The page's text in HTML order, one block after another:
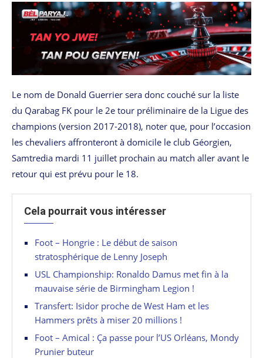
Le nom de Donald Guerrier sera donc couché sur la liste
du Qarabag FK pour le 2e tour préliminaire de la Ligue des
champions (version 2017-2018), noter que, pour l’occasion
les chevaliers affronteront à domicile le club Géorgien,
Samtredia mardi 11 juillet prochain au match aller avant le
retour qui est prévu pour le 18.
Cela pourrait vous intéresser
Foot – Hongrie : Le début de saison
stratosphérique de Lenny Joseph
USL Championship: Ronaldo Damus met fin à la
mauvaise série de Birmingham Legion !
Transfert: Isidor proche de West Ham et les
Hammers prêts à miser 20 millions !
Foot – Amical : Ça passe pour l’US Orléans, Mondy
Prunier buteur